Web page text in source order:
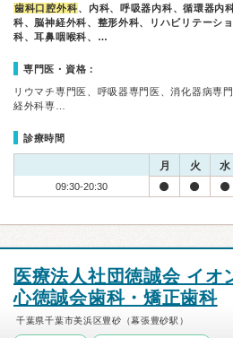
歯科口腔外科、内科、呼吸器内科、循環器内
科、脳神経外科、整形外科、リハビリテーシ
科、耳鼻咽喉科、…
専門医・資格：
リウマチ専門医、呼吸器専門医、消化器病専
経外科専…
診療時間
月 火 水
09:30-20:30
医療法人社団徳誠会 イオ
心徳誠会歯科・矯正歯科
千葉県千葉市美浜区豊砂（幕張豊砂駅）